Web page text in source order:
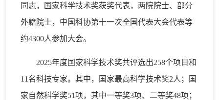
同志，国家科学技术奖获奖代表，两院院士、部分
外籍院士，中国科协第十一次全国代表大会代表等
约4300人参加大会。
2025年度国家科学技术奖共评选出258个项目和
11名科技专家。其中，国家最高科学技术奖2人；国
家自然科学奖51项，其中一等奖3项、二等奖48项；